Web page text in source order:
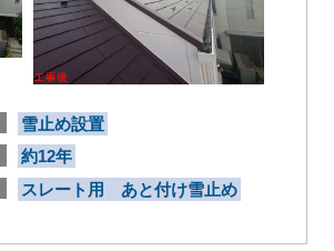
雪止め設置
約12年
スレート用 あと付け雪止め